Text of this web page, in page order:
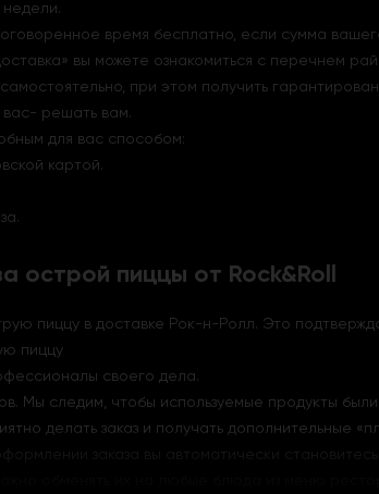
время бесплатно, если сумма
вы можете ознакомиться с перечнем
при этом получить
вас- решать вам.
для вас способом:
картой.
острой пиццы от Rock&Roll
пиццу в доставке Рок-н-Ролл. Это
пиццу
своего дела.
Мы следим, чтобы используемые продукты
делать заказ и получать